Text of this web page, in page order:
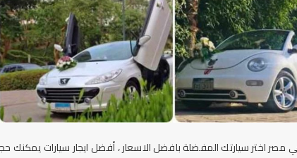
مصر اختر سيارتك المفضلة بافضل الاسعار ، أفضل ايجار سياراتيمكنك